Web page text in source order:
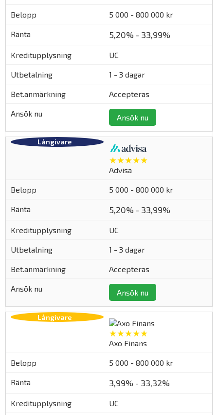
5 000 - 800 000 kr
5,20% - 33,99%
UC
1 - 3 dagar
Accepteras
Ansök nu
★★★★★
Advisa
5 000 - 800 000 kr
5,20% - 33,99%
UC
1 - 3 dagar
Accepteras
Ansök nu
★★★★★
Axo Finans
5 000 - 800 000 kr
3,99% - 33,32%
UC